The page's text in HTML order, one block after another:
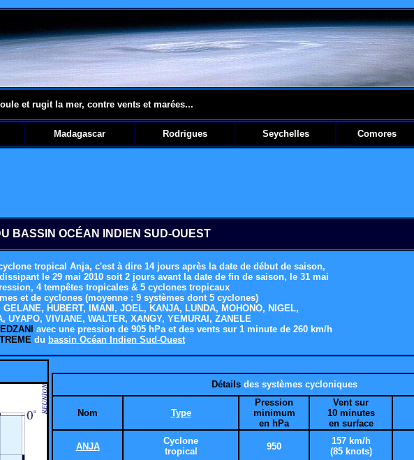
et rugit la mer, contre vents et marées...
Madagascar Rodrigues Seychelles Comores
BASSIN OCÉAN INDIEN SUD-OUEST
tropical Anja, c'est à dire 14 jours après la date de début de saison,
le 29 mai 2010 soit 2 jours avant la date de fin de saison, le 31 mai
4 tempêtes tropicales & 5 cyclones tropicaux
et de cyclones (moyenne : 9 systèmes dont 5 cyclones)
HUBERT, IMANI, JOEL, KANJA, LUNDA, MOHONO, NIGEL,
UYAPO, VIVIANE, WALTER, XANGY, YEMURAI, ZANELE
EDZANI avec une pression de 905 hPa et des vents sur 1 minute de 260 km/h
du bassin Océan Indien Sud-Ouest
Détails des systèmes cycloniques
Nom Type
Pression
minimum
en hPa
Vent sur
10 minutes
en surface
ANJA
Cyclone
tropical
950
157 km/h
(85 knots)